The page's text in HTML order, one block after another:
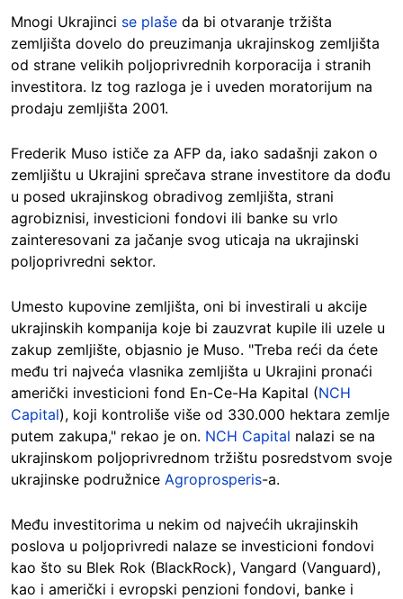
Mnogi Ukrajinci se plaše da bi otvaranje tržišta
zemljišta dovelo do preuzimanja ukrajinskog zemljišta
od strane velikih poljoprivrednih korporacija i stranih
investitora. Iz tog razloga je i uveden moratorijum na
prodaju zemljišta 2001.
Frederik Muso ističe za AFP da, iako sadašnji zakon o
zemljištu u Ukrajini sprečava strane investitore da dođu
u posed ukrajinskog obradivog zemljišta, strani
agrobiznisi, investicioni fondovi ili banke su vrlo
zainteresovani za jačanje svog uticaja na ukrajinski
poljoprivredni sektor.
Umesto kupovine zemljišta, oni bi investirali u akcije
ukrajinskih kompanija koje bi zauzvrat kupile ili uzele u
zakup zemljište, objasnio je Muso. "Treba reći da ćete
među tri najveća vlasnika zemljišta u Ukrajini pronaći
američki investicioni fond En-Ce-Ha Kapital (NCH
Capital), koji kontroliše više od 330.000 hektara zemlje
putem zakupa," rekao je on. NCH Capital nalazi se na
ukrajinskom poljoprivrednom tržištu posredstvom svoje
ukrajinske podružnice Agroprosperis-a.
Među investitorima u nekim od najvećih ukrajinskih
poslova u poljoprivredi nalaze se investicioni fondovi
kao što su Blek Rok (BlackRock), Vangard (Vanguard),
kao i američki i evropski penzioni fondovi, banke i